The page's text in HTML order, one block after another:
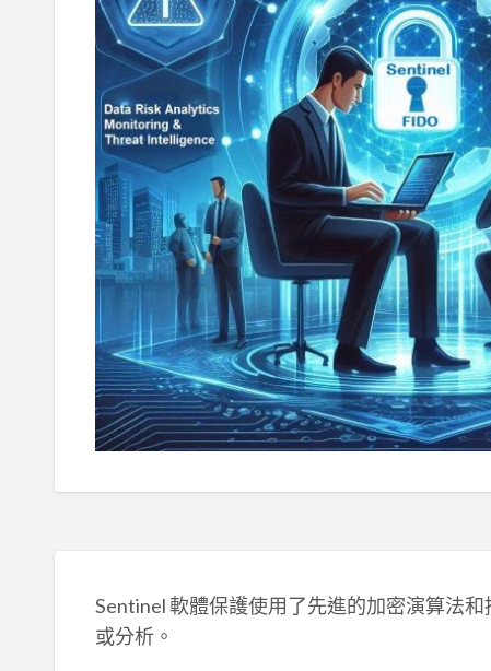
Sentinel 軟體保護使用了先進的加密演算法
或分析。